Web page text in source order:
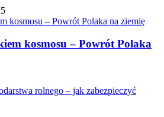
kosmosu – Powrót Polaka